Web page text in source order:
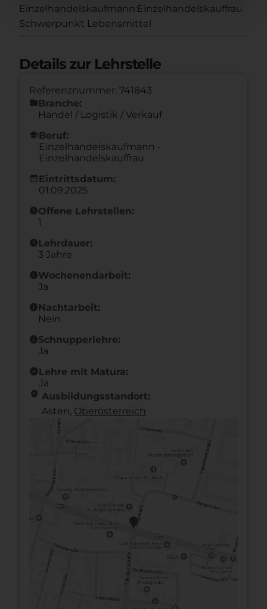
Einzelhandelskaufmann:Einzelhandelskauffrau
Schwerpunkt Lebensmittel
Details zur Lehrstelle
Referenznummer: 741843
folderBranche:
Handel / Logistik / Verkauf
schoolBeruf:
Einzelhandelskaufmann -
Einzelhandelskauffrau
calendar_month Eintrittsdatum:
01.09.2025
scheduleOffene Lehrstellen:
1
scheduleLehrdauer:
3 Jahre
infoWochenendarbeit:
Ja
infoNachtarbeit:
Nein
infoSchnupperlehre:
Ja
new_releasesLehre mit Matura:
Ja
location_on Ausbildungsstandort:
Asten, Ober­österreich